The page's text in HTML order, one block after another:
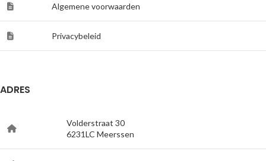
Algemene voorwaarden
Privacybeleid
ADRES
Volderstraat 30
6231LC Meerssen